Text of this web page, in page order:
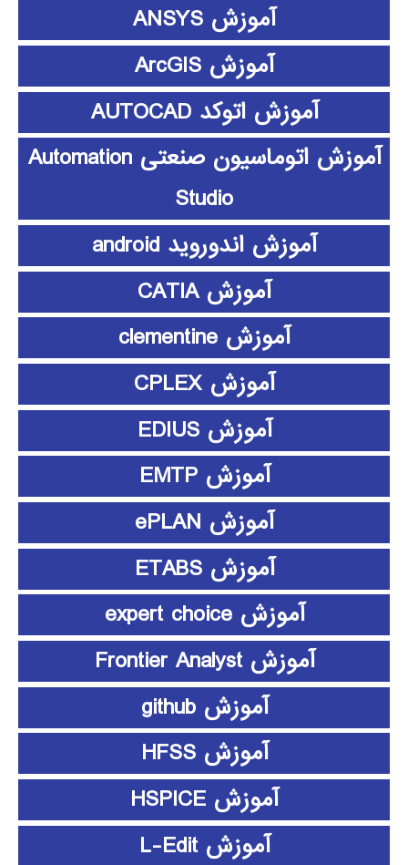
آموزش ANSYS
آموزش ArcGIS
آموزش اتوکد AUTOCAD
آموزش اتوماسیون صنعتی Automation
Studio
آموزش اندوروید android
آموزش CATIA
آموزش clementine
آموزش CPLEX
آموزش EDIUS
آموزش EMTP
آموزش ePLAN
آموزش ETABS
آموزش expert choice
آموزش Frontier Analyst
آموزش github
آموزش HFSS
آموزش HSPICE
آموزش L-Edit